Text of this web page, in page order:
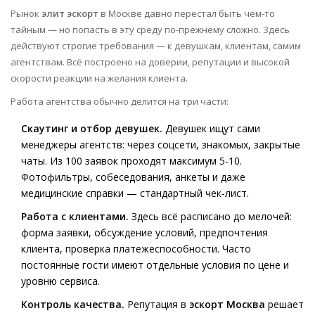
Рынок элит эскорт в Москве давно перестал быть чем-то
тайным — но попасть в эту среду по-прежнему сложно. Здесь
действуют строгие требования — к девушкам, клиентам, самим
агентствам. Всё построено на доверии, репутации и высокой
скорости реакции на желания клиента.
Работа агентства обычно делится на три части:
Скаутинг и отбор девушек. Девушек ищут сами
менеджеры агентств: через соцсети, знакомых, закрытые
чаты. Из 100 заявок проходят максимум 5-10.
Фотофильтры, собеседования, анкеты и даже
медицинские справки — стандартный чек-лист.
Работа с клиентами. Здесь всё расписано до мелочей:
форма заявки, обсуждение условий, предпочтения
клиента, проверка платежеспособности. Часто
постоянные гости имеют отдельные условия по цене и
уровню сервиса.
Контроль качества. Репутация в эскорт Москва решает